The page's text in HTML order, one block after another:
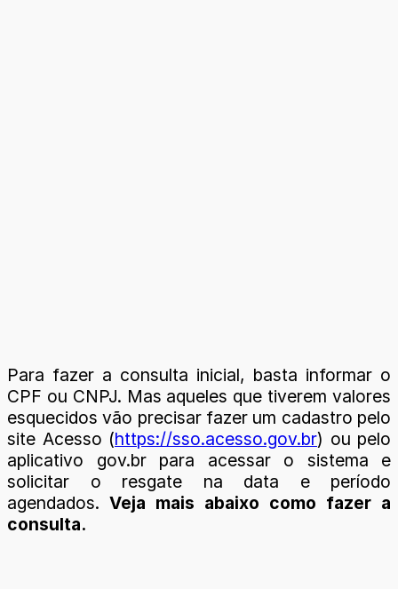
Para fazer a consulta inicial, basta informar o
CPF ou CNPJ. Mas aqueles que tiverem valores
esquecidos vão precisar fazer um cadastro pelo
site Acesso (https://sso.acesso.gov.br) ou pelo
aplicativo gov.br para acessar o sistema e
solicitar o resgate na data e período
agendados. Veja mais abaixo como fazer a
consulta.